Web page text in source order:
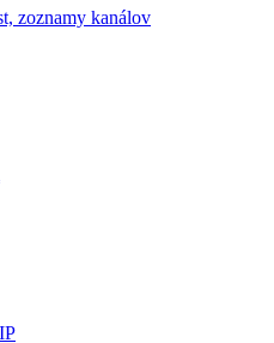
zoznamy kanálov